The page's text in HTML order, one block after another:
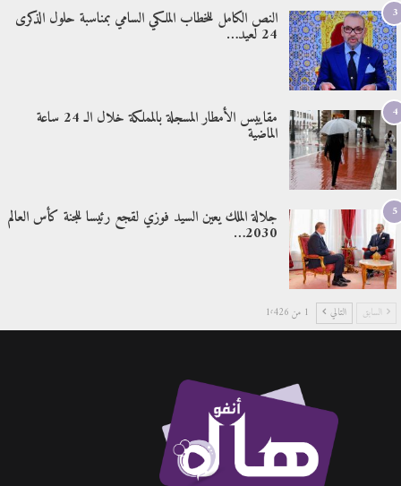
3 النص الكامل للخطاب الملكي السامي بمناسبة حلول الذكرى
24 لعيد…
4 مقاييس الأمطار المسجلة بالمملكة خلال الـ 24 ساعة
الماضية
5 جلالة الملك يعين السيد فوزي لقجع رئيسا للجنة كأس العالم
2030…
السابق التالي 1 من 1٬426